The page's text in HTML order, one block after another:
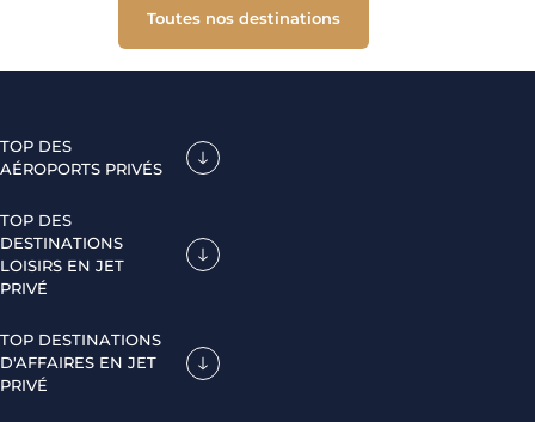
Toutes nos destinations
TOP DES
AÉROPORTS PRIVÉS
TOP DES
DESTINATIONS
LOISIRS EN JET
PRIVÉ
TOP DESTINATIONS
D'AFFAIRES EN JET
PRIVÉ